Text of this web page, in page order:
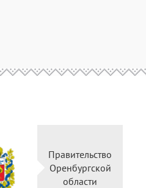
Правительство
Оренбургской
области